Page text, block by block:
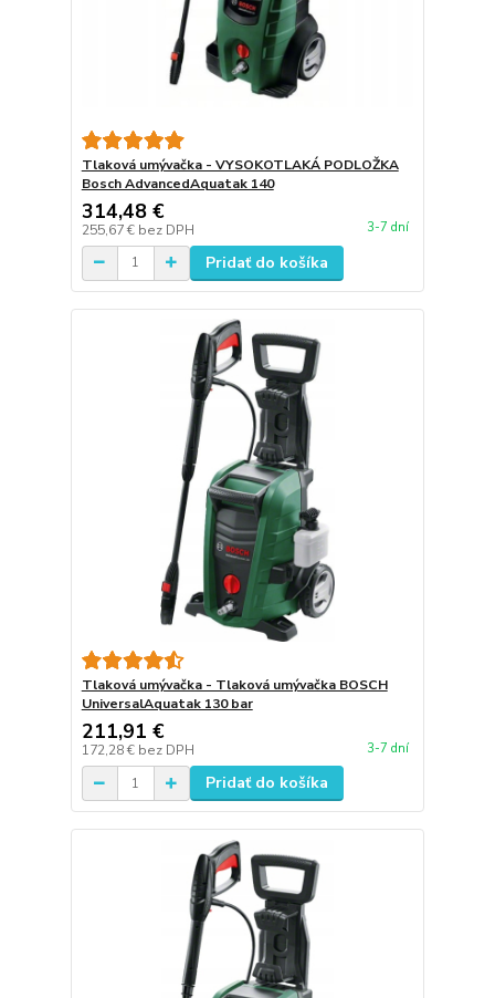
Tlaková umývačka - VYSOKOTLAKÁ PODLOŽKA
Bosch AdvancedAquatak 140
314,48 €
255,67 € bez DPH 3-7 dní
Pridať do košíka
Tlaková umývačka - Tlaková umývačka BOSCH
UniversalAquatak 130 bar
211,91 €
172,28 € bez DPH 3-7 dní
Pridať do košíka